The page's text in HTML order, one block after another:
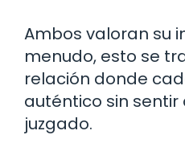
Ambos valoran su
menudo, esto se
relación donde
auténtico sin
juzgado.